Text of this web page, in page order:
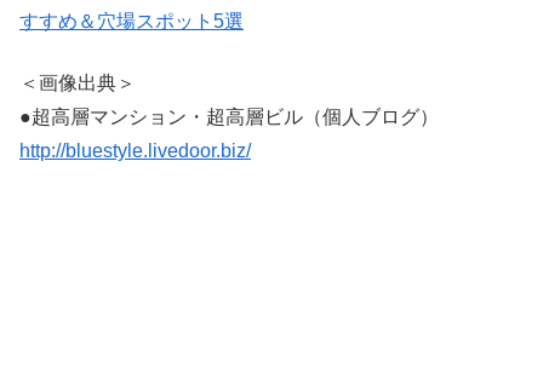
すすめ＆穴場スポット5選
＜画像出典＞
●超高層マンション・超高層ビル（個人ブログ）
http://bluestyle.livedoor.biz/